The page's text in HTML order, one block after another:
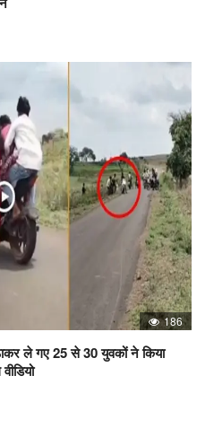
186
ले गए 25 से 30 युवकों ने किया